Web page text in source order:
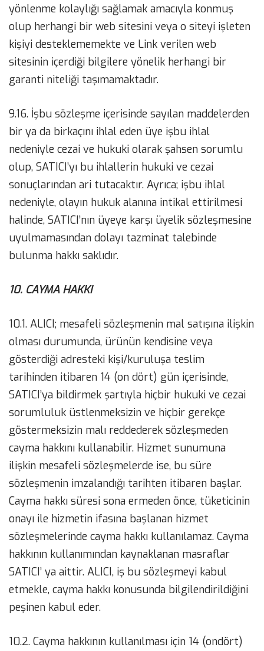
yönlenme kolaylığı sağlamak amacıyla konmuş
olup herhangi bir web sitesini veya o siteyi işleten
kişiyi desteklememekte ve Link verilen web
sitesinin içerdiği bilgilere yönelik herhangi bir
garanti niteliği taşımamaktadır.
9.16. İşbu sözleşme içerisinde sayılan maddelerden
bir ya da birkaçını ihlal eden üye işbu ihlal
nedeniyle cezai ve hukuki olarak şahsen sorumlu
olup, SATICI’yı bu ihlallerin hukuki ve cezai
sonuçlarından ari tutacaktır. Ayrıca; işbu ihlal
nedeniyle, olayın hukuk alanına intikal ettirilmesi
halinde, SATICI’nın üyeye karşı üyelik sözleşmesine
uyulmamasından dolayı tazminat talebinde
bulunma hakkı saklıdır.
10. CAYMA HAKKI
10.1. ALICI; mesafeli sözleşmenin mal satışına ilişkin
olması durumunda, ürünün kendisine veya
gösterdiği adresteki kişi/kuruluşa teslim
tarihinden itibaren 14 (on dört) gün içerisinde,
SATICI’ya bildirmek şartıyla hiçbir hukuki ve cezai
sorumluluk üstlenmeksizin ve hiçbir gerekçe
göstermeksizin malı reddederek sözleşmeden
cayma hakkını kullanabilir. Hizmet sunumuna
ilişkin mesafeli sözleşmelerde ise, bu süre
sözleşmenin imzalandığı tarihten itibaren başlar.
Cayma hakkı süresi sona ermeden önce, tüketicinin
onayı ile hizmetin ifasına başlanan hizmet
sözleşmelerinde cayma hakkı kullanılamaz. Cayma
hakkının kullanımından kaynaklanan masraflar
SATICI’ ya aittir. ALICI, iş bu sözleşmeyi kabul
etmekle, cayma hakkı konusunda bilgilendirildiğini
peşinen kabul eder.
10.2. Cayma hakkının kullanılması için 14 (ondört)